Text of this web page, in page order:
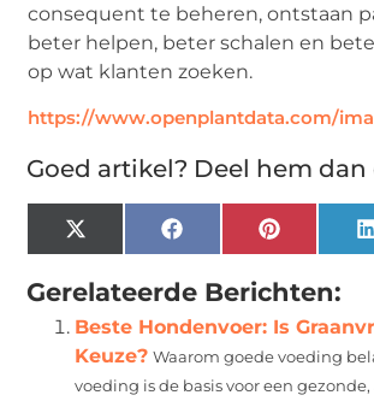
consequent te beheren, ontstaan
beter helpen, beter schalen en
op wat klanten zoeken.
https://www.openplantdata.com/
Goed artikel? Deel hem dan
X
(Twitter)
FacebookPinterest
Gerelateerde Berichten:
Beste Hondenvoer: Is
Keuze? Waarom goede voeding
voeding is de basis voor een